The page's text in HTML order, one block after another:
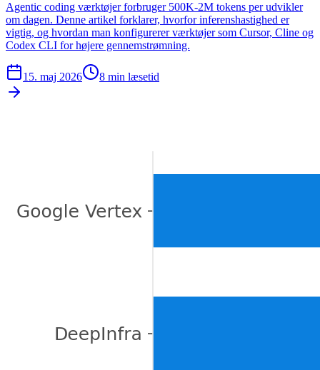
Agentic coding værktøjer forbruger 500K-2M tokens per udvikler
om dagen. Denne artikel forklarer, hvorfor inferenshastighed er
vigtig, og hvordan man konfigurerer værktøjer som Cursor, Cline og
Codex CLI for højere gennemstrømning.
15. maj 2026 8 min læsetid